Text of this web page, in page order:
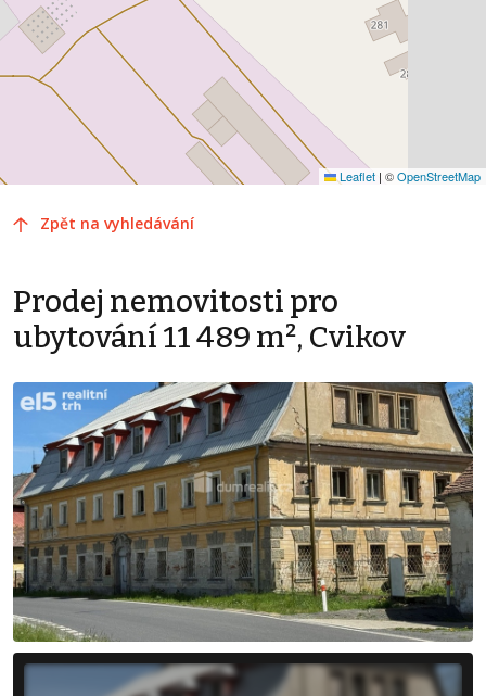
Leaflet | ©OpenStreetMap
Zpět na vyhledávání
Prodej nemovitosti pro
ubytování 11 489 m², Cvikov